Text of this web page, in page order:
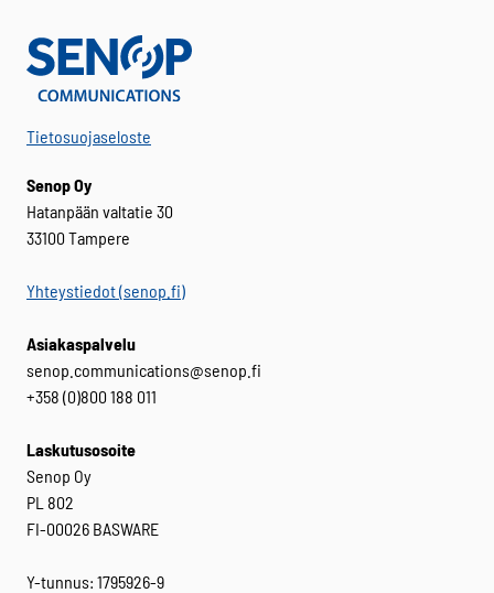
Tietosuojaseloste
Senop Oy
Hatanpään valtatie 30
33100 Tampere
Yhteystiedot (senop.fi)
Asiakaspalvelu
senop.communications@senop.fi
+358 (0)800 188 011
Laskutusosoite
Senop Oy
PL 802
FI-00026 BASWARE
Y-tunnus: 1795926-9